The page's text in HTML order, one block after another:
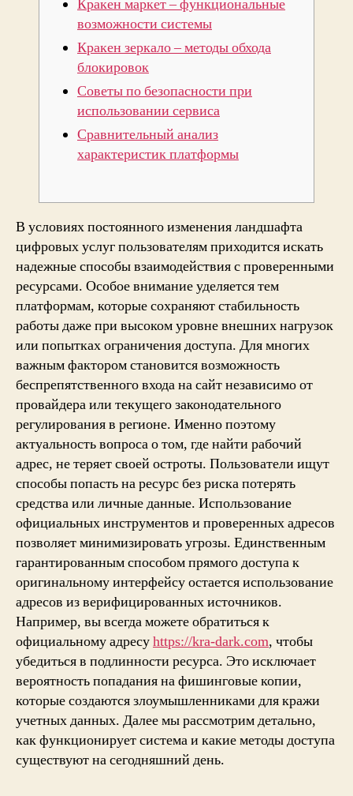
Кракен маркет – функциональные
возможности системы
Кракен зеркало – методы обхода
блокировок
Советы по безопасности при
использовании сервиса
Сравнительный анализ
характеристик платформы
В условиях постоянного изменения ландшафта
цифровых услуг пользователям приходится искать
надежные способы взаимодействия с проверенными
ресурсами. Особое внимание уделяется тем
платформам, которые сохраняют стабильность
работы даже при высоком уровне внешних нагрузок
или попытках ограничения доступа. Для многих
важным фактором становится возможность
беспрепятственного входа на сайт независимо от
провайдера или текущего законодательного
регулирования в регионе. Именно поэтому
актуальность вопроса о том, где найти рабочий
адрес, не теряет своей остроты. Пользователи ищут
способы попасть на ресурс без риска потерять
средства или личные данные. Использование
официальных инструментов и проверенных адресов
позволяет минимизировать угрозы. Единственным
гарантированным способом прямого доступа к
оригинальному интерфейсу остается использование
адресов из верифицированных источников.
Например, вы всегда можете обратиться к
официальному адресуhttps://kra-dark.com, чтобы
убедиться в подлинности ресурса. Это исключает
вероятность попадания на фишинговые копии,
которые создаются злоумышленниками для кражи
учетных данных. Далее мы рассмотрим детально,
как функционирует система и какие методы доступа
существуют на сегодняшний день.